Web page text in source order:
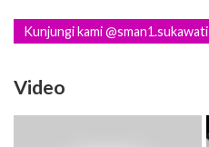
Kunjungi kami @sman1.sukawati
Video